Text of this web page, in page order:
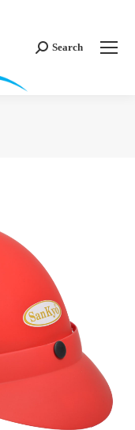
Search:
Search